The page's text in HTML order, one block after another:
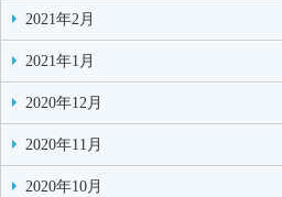
2021年2月
2021年1月
2020年12月
2020年11月
2020年10月